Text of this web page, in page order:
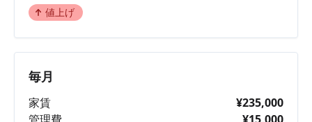
値上げ
毎月
家賃
¥235,000